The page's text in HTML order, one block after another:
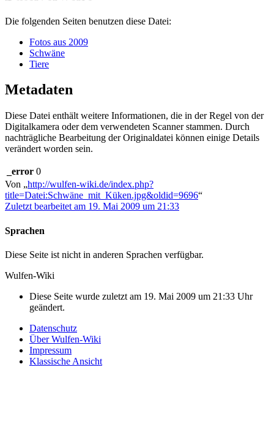
Die folgenden Seiten benutzen diese Datei:
Fotos aus 2009
Schwäne
Tiere
Metadaten
Diese Datei enthält weitere Informationen, die in der Regel von der
Digitalkamera oder dem verwendeten Scanner stammen. Durch
nachträgliche Bearbeitung der Originaldatei können einige Details
verändert worden sein.
_error 0
Von „http://wulfen-wiki.de/index.php?
title=Datei:Schwäne_mit_Küken.jpg&oldid=9696“
Zuletzt bearbeitet am 19. Mai 2009 um 21:33
Sprachen
Diese Seite ist nicht in anderen Sprachen verfügbar.
Wulfen-Wiki
Diese Seite wurde zuletzt am 19. Mai 2009 um 21:33 Uhr
geändert.
Datenschutz
Über Wulfen-Wiki
Impressum
Klassische Ansicht